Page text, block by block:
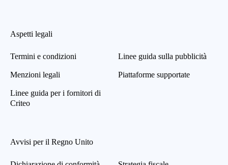
Aspetti legali
Termini e condizioni
Menzioni legali
Linee guida per i fornitori di
Criteo
Linee guida sulla pubblicità
Piattaforme supportate
Avvisi per il Regno Unito